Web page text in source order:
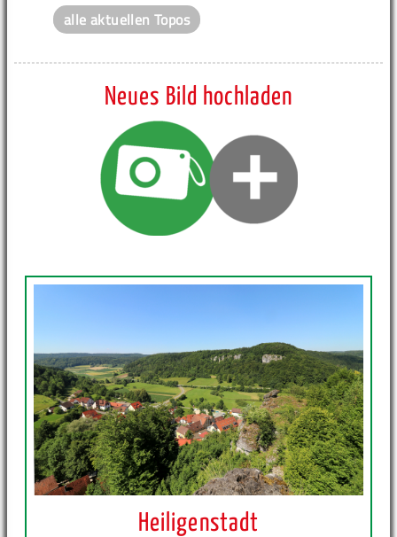
alle aktuellen Topos
Neues Bild hochladen
Heiligenstadt